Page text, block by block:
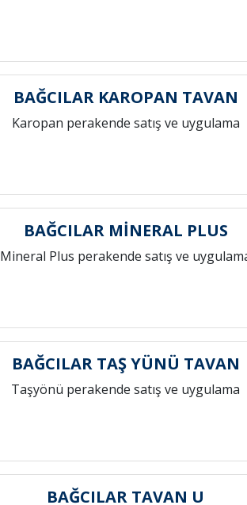
BAĞCILAR KAROPAN TAVAN
Karopan perakende satış ve uygulama
BAĞCILAR MİNERAL PLUS
Mineral Plus perakende satış ve
BAĞCILAR TAŞ YÜNÜ TAVAN
Taşyönü perakende satış ve uygulama
BAĞCILAR TAVAN U